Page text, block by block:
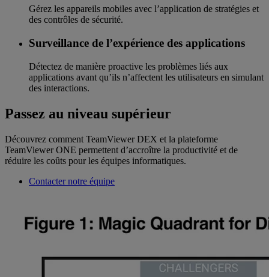
Gérez les appareils mobiles avec l’application de stratégies et
des contrôles de sécurité.
Surveillance de l’expérience des applications
Détectez de manière proactive les problèmes liés aux
applications avant qu’ils n’affectent les utilisateurs en simulant
des interactions.
Passez au niveau supérieur
Découvrez comment TeamViewer DEX et la plateforme
TeamViewer ONE permettent d’accroître la productivité et de
réduire les coûts pour les équipes informatiques.
Contacter notre équipe